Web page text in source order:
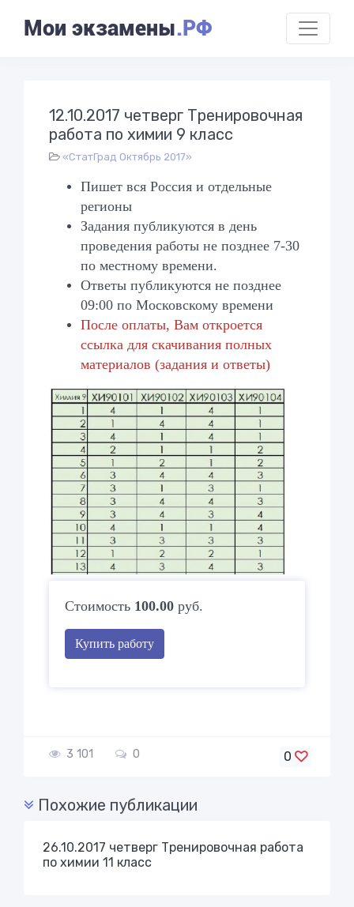
Мои экзамены.РФ
12.10.2017 четверг Тренировочная
работа по химии 9 класс
«СтатГрад Октябрь 2017»
Пишет вся Россия и отдельные
регионы
Задания публикуются в день
проведения работы не позднее 7-30
по местному времени.
Ответы публикуются не позднее
09:00 по Московскому времени
После оплаты, Вам откроется
ссылка для скачивания полных
материалов (задания и ответы)
Стоимость 100.00 руб.
Купить работу
3 101 0 0
Похожие публикации
26.10.2017 четверг Тренировочная работа
по химии 11 класс